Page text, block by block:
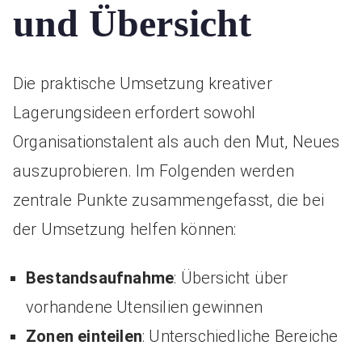
und Übersicht
Die praktische Umsetzung kreativer
Lagerungsideen erfordert sowohl
Organisationstalent als auch den Mut, Neues
auszuprobieren. Im Folgenden werden
zentrale Punkte zusammengefasst, die bei
der Umsetzung helfen können:
Bestandsaufnahme: Übersicht über
vorhandene Utensilien gewinnen
Zonen einteilen: Unterschiedliche Bereiche